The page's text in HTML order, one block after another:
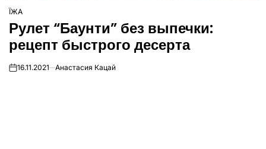
ОПУБЛІКУВАТИ
У
ЇЖА
Рулет “Баунти” без выпечки:
рецепт быстрого десерта
on16.11.2021 Анастасия Кацай